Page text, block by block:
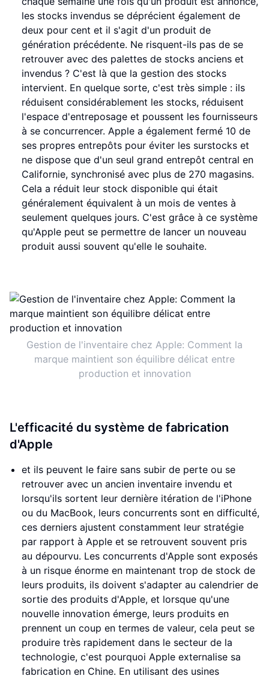
les stocks invendus se déprécient également de
deux pour cent et il s'agit d'un produit de
génération précédente. Ne risquent-ils pas de se
retrouver avec des palettes de stocks anciens et
invendus ? C'est là que la gestion des stocks
intervient. En quelque sorte, c'est très simple : ils
réduisent considérablement les stocks, réduisent
l'espace d'entreposage et poussent les fournisseurs
à se concurrencer. Apple a également fermé 10 de
ses propres entrepôts pour éviter les surstocks et
ne dispose que d'un seul grand entrepôt central en
Californie, synchronisé avec plus de 270 magasins.
Cela a réduit leur stock disponible qui était
généralement équivalent à un mois de ventes à
seulement quelques jours. C'est grâce à ce système
qu'Apple peut se permettre de lancer un nouveau
produit aussi souvent qu'elle le souhaite.
Gestion de l'inventaire chez Apple: Comment la
marque maintient son équilibre délicat entre
production et innovation
L'efficacité du système de fabrication
d'Apple
et ils peuvent le faire sans subir de perte ou se
retrouver avec un ancien inventaire invendu et
lorsqu'ils sortent leur dernière itération de l'iPhone
ou du MacBook, leurs concurrents sont en difficulté,
ces derniers ajustent constamment leur stratégie
par rapport à Apple et se retrouvent souvent pris
au dépourvu. Les concurrents d'Apple sont exposés
à un risque énorme en maintenant trop de stock de
leurs produits, ils doivent s'adapter au calendrier de
sortie des produits d'Apple, et lorsque qu'une
nouvelle innovation émerge, leurs produits en
prennent un coup en termes de valeur, cela peut se
produire très rapidement dans le secteur de la
technologie, c'est pourquoi Apple externalise sa
fabrication en Chine. En utilisant des usines